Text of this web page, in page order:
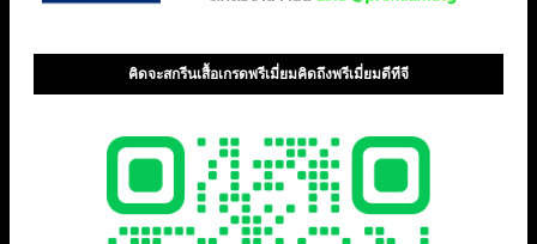
คิดจะสกรีนเสื้อเกรดพรีเมี่ยมคิดถึงพรีเมี่ยมดีทีจี